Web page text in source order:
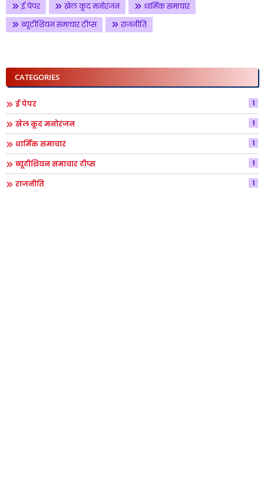
ई पेपर खेल कूद मनोरंजन
धार्मिक समाचार
ब्यूटीशियन समाचार टीप्स
राजनीति
CATEGORIES
ई पेपर 1
खेल कूद मनोरंजन 1
धार्मिक समाचार 1
ब्यूटीशियन समाचार टीप्स 1
राजनीति 1